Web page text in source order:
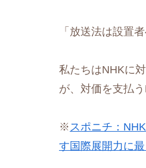
「放送法は設置
私たちはNHKに
が、対価を支払
※スポニチ：
す国際展開力に最